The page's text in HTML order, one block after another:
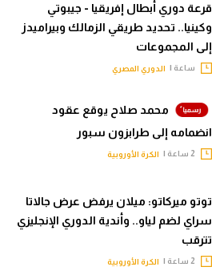
قرعة دوري أبطال إفريقيا - جيبوتي
وكينيا.. تحديد طريقي الزمالك وبيراميدز
إلى المجموعات
ساعة | الدوري المصري
محمد صلاح يوقع عقود
انضمامه إلى طرابزون سبور
الكرة الأوروبية
توتو ميركاتو: ميلان يرفض عرض جالاتا
سراي لضم لياو.. وأندية الدوري الإنجليزي
تترقب
الكرة الأوروبية